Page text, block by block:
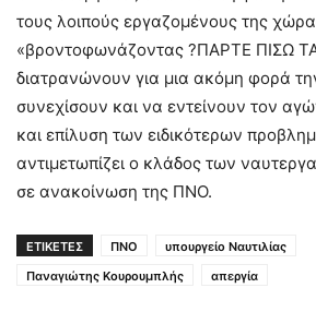
τους λοιπούς εργαζομένους της
«βροντοφωνάζοντας ?ΠΑΡΤΕ ΠΙΣΩ
διατρανώνουν για μια ακόμη φορά
συνεχίσουν και να εντείνουν τον
και επίλυση των ειδικότερων
αντιμετωπίζει ο κλάδος των
σε ανακοίνωση της ΠΝΟ.
ΕΤΙΚΕΤΕΣ ΠΝΟ
υπουργείο Ναυτιλίας
Παναγιώτης Κουρουμπλής
απεργία